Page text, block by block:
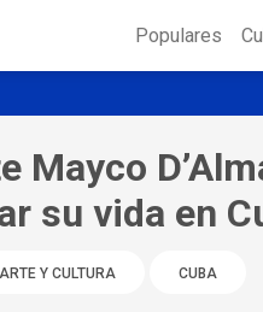
Populares
Mayco
su vida en
ARTE Y CULTURA CUBA